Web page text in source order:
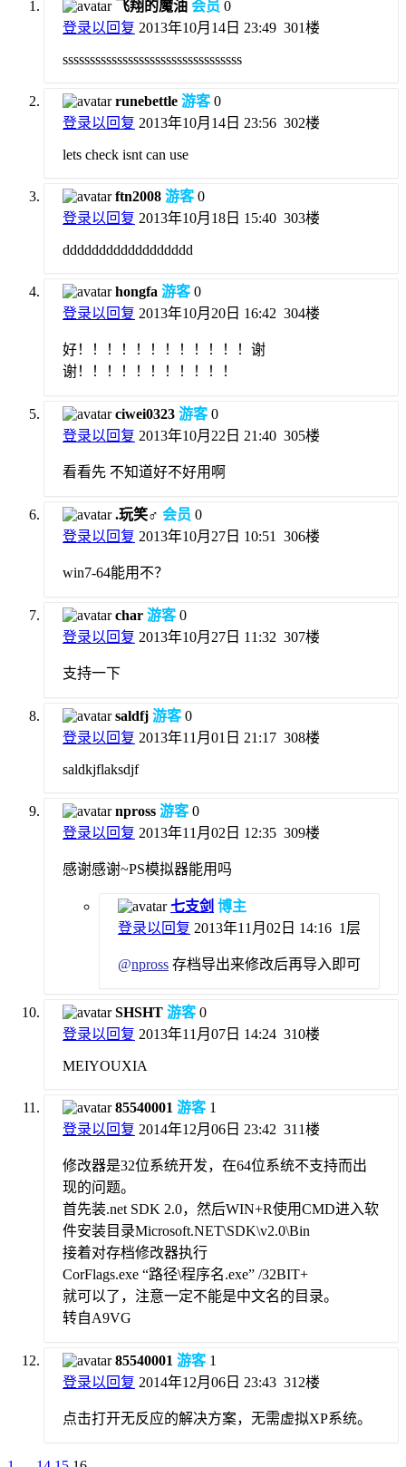
飞翔的魔油 会员 0
登录以回复 2013年10月14日 23:49 301楼
sssssssssssssssssssssssssssssssss
runebettle 游客 0
登录以回复 2013年10月14日 23:56 302楼
lets check isnt can use
ftn2008 游客 0
登录以回复 2013年10月18日 15:40 303楼
dddddddddddddddddd
hongfa 游客 0
登录以回复 2013年10月20日 16:42 304楼
好！！！！！！！！！！！！谢
谢！！！！！！！！！！！
ciwei0323 游客 0
登录以回复 2013年10月22日 21:40 305楼
看看先 不知道好不好用啊
.玩笑♂ 会员 0
登录以回复 2013年10月27日 10:51 306楼
win7-64能用不？
char 游客 0
登录以回复 2013年10月27日 11:32 307楼
支持一下
saldfj 游客 0
登录以回复 2013年11月01日 21:17 308楼
saldkjflaksdjf
npross 游客 0
登录以回复 2013年11月02日 12:35 309楼
感谢感谢~PS模拟器能用吗
七支剑 博主
登录以回复 2013年11月02日 14:16 1层
@npross 存档导出来修改后再导入即可
SHSHT 游客 0
登录以回复 2013年11月07日 14:24 310楼
MEIYOUXIA
85540001 游客 1
登录以回复 2014年12月06日 23:42 311楼
修改器是32位系统开发，在64位系统不支持而出
现的问题。
首先装.net SDK 2.0，然后WIN+R使用CMD进入软
件安装目录Microsoft.NET\SDK\v2.0\Bin
接着对存档修改器执行
CorFlags.exe “路径\程序名.exe” /32BIT+
就可以了，注意一定不能是中文名的目录。
转自A9VG
85540001 游客 1
登录以回复 2014年12月06日 23:43 312楼
点击打开无反应的解决方案，无需虚拟XP系统。